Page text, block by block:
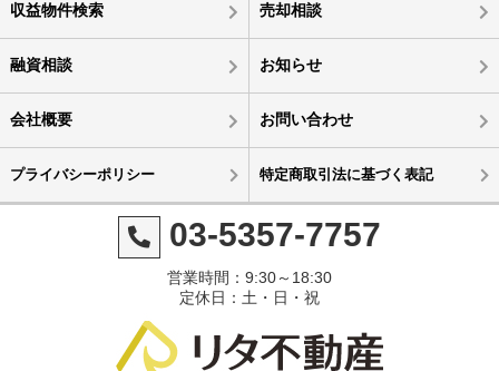
収益物件検索 売却相談
融資相談 お知らせ
会社概要 お問い合わせ
プライバシーポリシー 特定商取引法に基づく表記
03-5357-7757
営業時間：9:30～18:30
定休日：土・日・祝